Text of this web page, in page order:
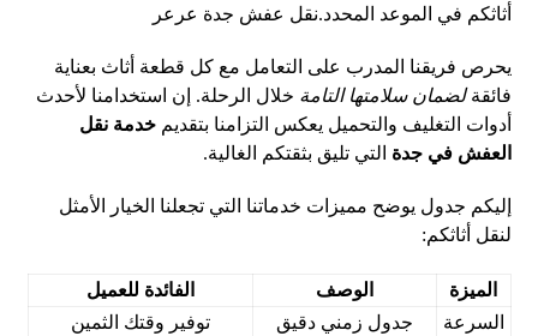
أثاثكم في الموعد المحدد.نقل عفش جدة عرعر
يحرص فريقنا المدرب على التعامل مع كل قطعة أثاث بعناية
فائقةلضمان سلامتها التامة خلال الرحلة. إن استخدامنا لأحدث
أدوات التغليف والتحميل يعكس التزامنا بتقديمخدمة نقل
العفش في جدة التي تليق بثقتكم الغالية.
إليكم جدول يوضح مميزات خدماتنا التي تجعلنا الخيار الأمثل
لنقل أثاثكم:
الميزة الوصف
الفائدة للعميل
السرعة
جدول زمني دقيق
توفير وقتك الثمين